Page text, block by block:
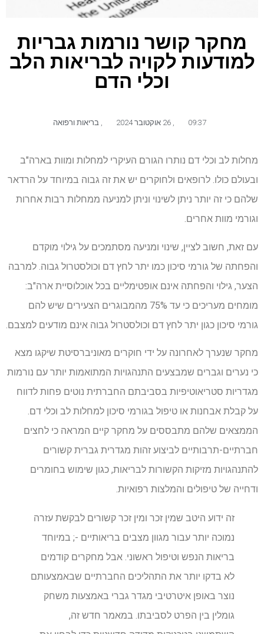
מחקר קושר נורמות גבריות
למודעות לקויה לבריאות הלב
וכלי הדם
09:37 בריאות ורפואה
מחלות לב וכלי דם נותרו הגורם העיקרי למחלות ומוות בארה"ב
ובעולם כולו. לרופאים ולחוקרים יש את זה גבוה במיוחד על הרדאר
שלהם כי זה יותר ניתן לשינוי וניתן למניעה ממחלות רבות אחרות
וגורמי מוות אחרים.
עם זאת, חשוב לציין, שינוי ומניעה מסתמכים על גילוי מוקדם
והפחתה של גורמי סיכון כמו יתר לחץ דם וכולסטרול גבוה. למרבה
הצער, גילוי והפחתה אינם אופטימליים בכל אוכלוסיית ארה"ב:
מומחים מעריכים כי עד 75% מהמבוגרים הצעירים שיש להם
גורמי סיכון כגון יתר לחץ דם וכולסטרול גבוה אינם מודעים למצבם.
מחקר שנערך לאחרונה על ידי חוקרים מאוניברסיטת שיקגו מצא
כי נערים וגברים שמבצעים התנהגויות המתואמות יותר עם נורמות
מגדריות סטריאוטיפיות בסביבתם החברתית נוטים פחות לדווח
על קבלת אבחנות או טיפול בגורמי סיכון למחלות לב וכלי דם.
הממצאים שלהם מתבססים על מחקר קיים המראה כי לחצים
חברתיים-תרבותיים לביצוע זהות מגדרית גברית קשורים
להתנהגויות מזיקות הקשורות לבריאות, כגון שימוש בחומרים
ודחייה של טיפולים והמלצות רפואיות.
זה ידוע היטב שמין זכר ומין זכר קשורים לבקשת עזרה
נמוכה יותר עבור מגוון מצבים בריאותיים -; במיוחד
בריאות הנפש וטיפול ראשוני. אבל מחקרים קודמים
לא בדקו יותר את התהליכים החברתיים שבאמצעותם
נוצר באופן איטרטיבי מגדר גברי באמצעות משחק
גומלין בין הפרט לסביבתו. במאמר חדש זה,